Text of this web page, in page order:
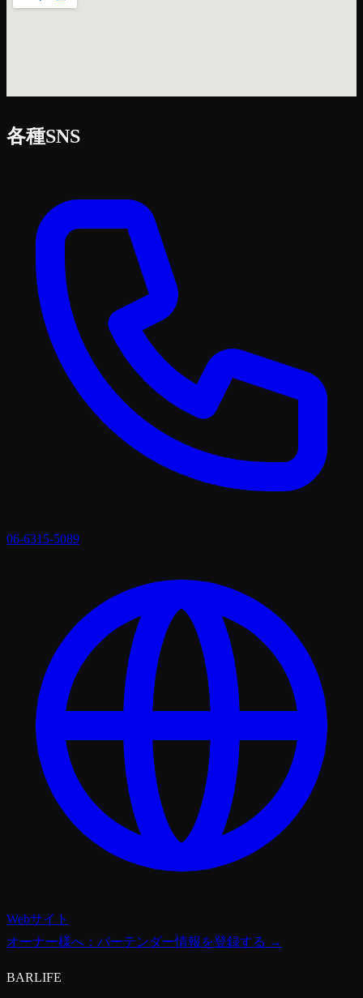
各種SNS
06-6315-5089
Webサイト
オーナー様へ：バーテンダー情報を登録する →
BARLIFE